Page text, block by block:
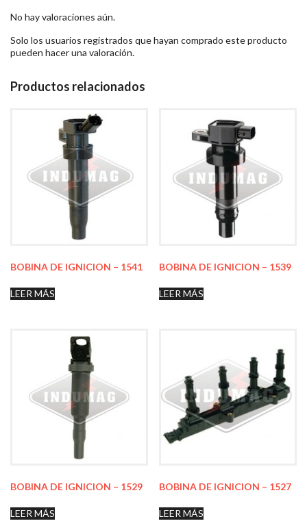
No hay valoraciones aún.
Solo los usuarios registrados que hayan comprado este producto
pueden hacer una valoración.
Productos relacionados
BOBINA DE IGNICION – 1541
LEER MÁS
BOBINA DE IGNICION – 1539
LEER MÁS
BOBINA DE IGNICION – 1529
LEER MÁS
BOBINA DE IGNICION – 1527
LEER MÁS